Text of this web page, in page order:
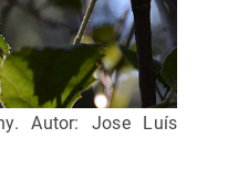
Autor: Jose Luís